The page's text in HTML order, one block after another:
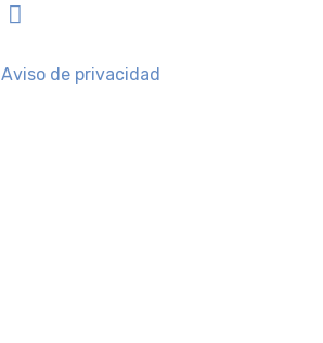
Aviso de privacidad